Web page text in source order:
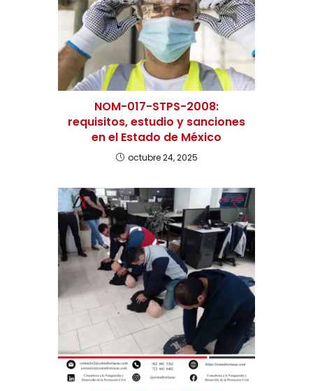
NOM-017-STPS-2008:
requisitos, estudio y sanciones
en el Estado de México
octubre 24, 2025